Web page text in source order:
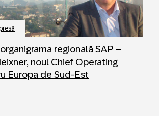
regională SAP –
noul Chief Operating
Europa de Sud-Est